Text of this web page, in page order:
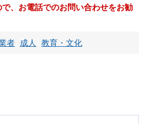
、お電話でのお問い合わせをお勧
者 成人 教育・文化